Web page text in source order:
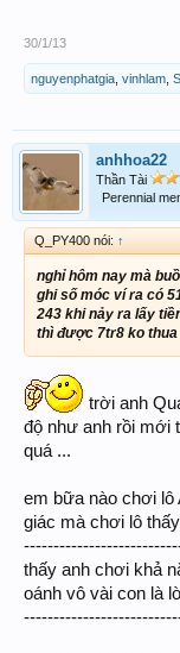
30/1/13
nguyenphatgia vinhlam
anhhoa22
Thần Tài
Perennial
Q_PY400 nói: ↑
nghỉ hôm nay mà
ghi số móc ví ra có
243 khi nảy ra lấy
thì được 7tr8 ko thua
trời anh
độ như anh rồi mới
quá ...
em bữa nào chơi lô
giác mà chơi lô
thấy anh chơi khả
oánh vô vài con là